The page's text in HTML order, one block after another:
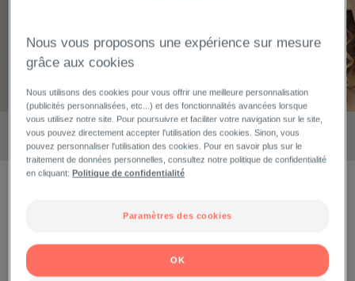
La gamme de soins dermatologiques pour contrôler la réactivité cutanée
des peaux hypersensibles, intolérantes et allergiques.
TEXTURE : TOUTES LES TEXTURES
Nous vous proposons une expérience sur mesure
grâce aux cookies
Nous utilisons des cookies pour vous offrir une meilleure personnalisation
(publicités personnalisées, etc...) et des fonctionnalités avancées lorsque
vous utilisez notre site. Pour poursuivre et faciliter votre navigation sur le site,
vous pouvez directement accepter l'utilisation des cookies. Sinon, vous
pouvez personnaliser l'utilisation des cookies. Pour en savoir plus sur le
traitement de données personnelles, consultez notre politique de confidentialité
en cliquant: Politique de confidentialité
Paramètres des cookies
OK